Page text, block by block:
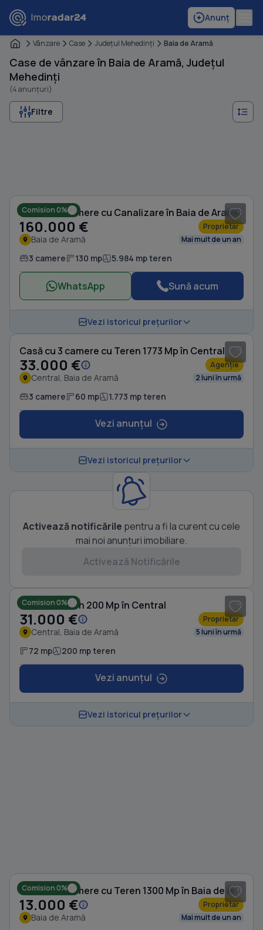
Anunț
Vânzare Case Judeţul Mehedinţi Baia de Aramă
Case de vânzare în Baia de Aramă, Județul
Mehedinți
(4 anunțuri)
Filtre
Comision 0%
Casă cu 3 camere cu Canalizare în Baia de Aramă
160.000 € Proprietar
Baia de Aramă Mai mult de un an
3 camere 130 mp 5.984 mp teren
WhatsApp Sună acum
Vezi istoricul prețurilor
Casă cu 3 camere cu Teren 1773 Mp în Central
33.000 € Agenție
Central, Baia de Aramă 2 luni în urmă
3 camere 60 mp 1.773 mp teren
Vezi anunțul
Vezi istoricul prețurilor
Activează notificările pentru a fi la curent cu cele
mai noi anunțuri imobiliare.
Activează Notificările
Comision 0%
Casă cu Teren 200 Mp în Central
31.000 € Proprietar
Central, Baia de Aramă 5 luni în urmă
72 mp 200 mp teren
Vezi anunțul
Vezi istoricul prețurilor
Comision 0% Casă cu 3 camere cu Teren 1300 Mp în Baia de Aramă
13.000 € Proprietar
Baia de Aramă Mai mult de un an